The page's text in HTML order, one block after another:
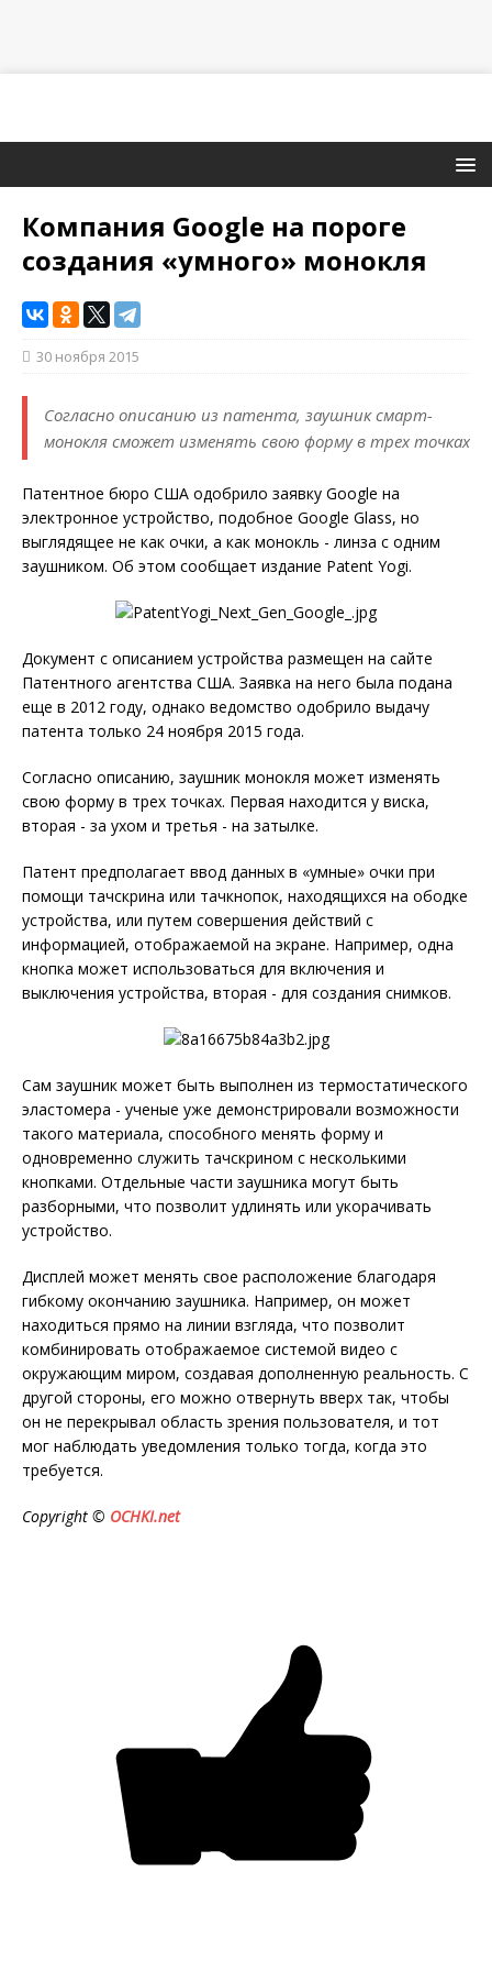
Компания Google на пороге
создания «умного» монокля
30 ноября 2015
Согласно описанию из патента, заушник смарт-
монокля сможет изменять свою форму в трех точках
Патентное бюро США одобрило заявку Google на
электронное устройство, подобное Google Glass, но
выглядящее не как очки, а как монокль - линза с одним
заушником. Об этом сообщает издание Patent Yogi.
Документ с описанием устройства размещен на сайте
Патентного агентства США. Заявка на него была подана
еще в 2012 году, однако ведомство одобрило выдачу
патента только 24 ноября 2015 года.
Согласно описанию, заушник монокля может изменять
свою форму в трех точках. Первая находится у виска,
вторая - за ухом и третья - на затылке.
Патент предполагает ввод данных в «умные» очки при
помощи тачскрина или тачкнопок, находящихся на ободке
устройства, или путем совершения действий с
информацией, отображаемой на экране. Например, одна
кнопка может использоваться для включения и
выключения устройства, вторая - для создания снимков.
Сам заушник может быть выполнен из термостатического
эластомера - ученые уже демонстрировали возможности
такого материала, способного менять форму и
одновременно служить тачскрином с несколькими
кнопками. Отдельные части заушника могут быть
разборными, что позволит удлинять или укорачивать
устройство.
Дисплей может менять свое расположение благодаря
гибкому окончанию заушника. Например, он может
находиться прямо на линии взгляда, что позволит
комбинировать отображаемое системой видео с
окружающим миром, создавая дополненную реальность. С
другой стороны, его можно отвернуть вверх так, чтобы
он не перекрывал область зрения пользователя, и тот
мог наблюдать уведомления только тогда, когда это
требуется.
Copyright © OCHKI.net